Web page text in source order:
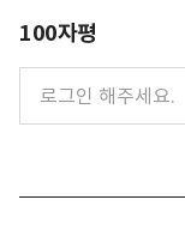
100자평